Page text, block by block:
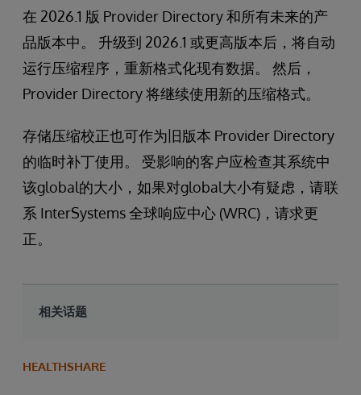
在 2026.1 版 Provider Directory 和所有未来的产
品版本中。 升级到 2026.1 或更高版本后，将自动
运行压缩程序，重新格式化现有数据。 然后，
Provider Directory 将继续使用新的压缩格式。
存储压缩校正也可作为旧版本 Provider Directory
的临时补丁使用。 受影响的客户应检查其系统中
该global的大小，如果对global大小有疑虑，请联
系 InterSystems 全球响应中心 (WRC)，请求更
正。
相关话题
HEALTHSHARE